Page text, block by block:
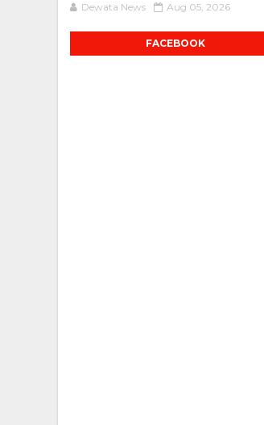
Dewata News Aug 05, 2026
FACEBOOK